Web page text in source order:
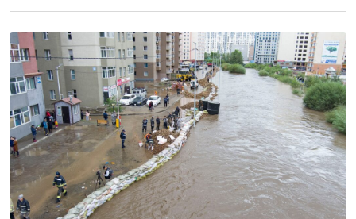
Энтертайнмент
Эрэн Сурвалжилга